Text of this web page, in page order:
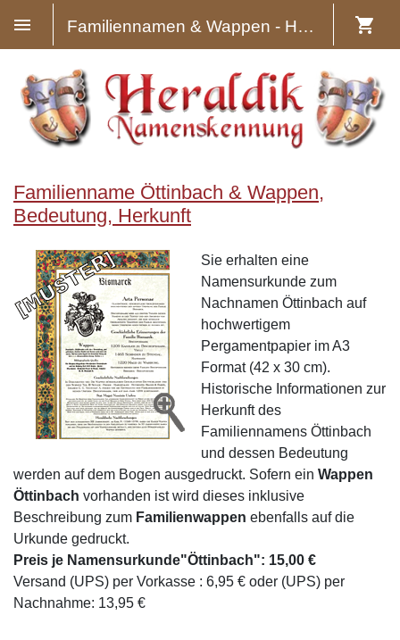
Familiennamen & Wappen - Heraldik
Familienname Öttinbach & Wappen,
Bedeutung, Herkunft
Sie erhalten eine
Namensurkunde zum
Nachnamen Öttinbach auf
hochwertigem
Pergamentpapier im A3
Format (42 x 30 cm).
Historische Informationen zur
Herkunft des
Familiennamens Öttinbach
und dessen Bedeutung
werden auf dem Bogen ausgedruckt. Sofern ein Wappen
Öttinbach vorhanden ist wird dieses inklusive
Beschreibung zum Familienwappen ebenfalls auf die
Urkunde gedruckt.
Preis je Namensurkunde"Öttinbach": 15,00 €
Versand (UPS) per Vorkasse : 6,95 € oder (UPS) per
Nachnahme: 13,95 €